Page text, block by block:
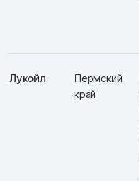
Лукойл
Пермский
край